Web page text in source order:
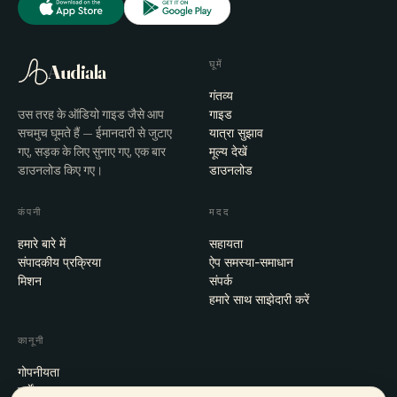
Audiala
उस तरह के ऑडियो गाइड जैसे आप
सचमुच घूमते हैं — ईमानदारी से जुटाए
गए, सड़क के लिए सुनाए गए, एक बार
डाउनलोड किए गए।
घूमें
गंतव्य
गाइड
यात्रा सुझाव
मूल्य देखें
डाउनलोड
कंपनी
हमारे बारे में
संपादकीय प्रक्रिया
मिशन
मदद
सहायता
ऐप समस्या-समाधान
संपर्क
हमारे साथ साझेदारी करें
कानूनी
गोपनीयता
शर्तें